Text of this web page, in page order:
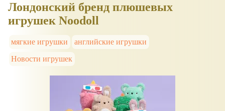
Лондонский бренд плюшевых
игрушек Noodoll
мягкие игрушки
английские игрушки
Новости игрушек